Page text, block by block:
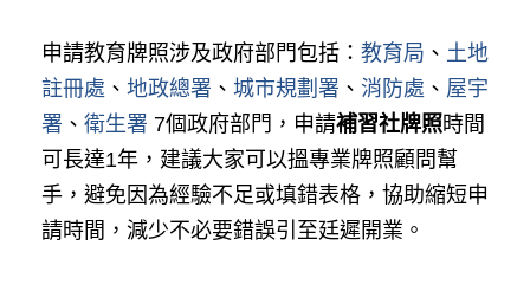
申請教育牌照涉及政府部門包括： 教育局 、 土地
註冊處 、 地政總署 、 城市規劃署 、 消防處 、 屋宇
署 、 衛生署 7個政府部門，申請補習社牌照時間
可長達1年，建議大家可以搵專業牌照顧問幫
手，避免因為經驗不足或填錯表格，協助縮短申
請時間，減少不必要錯誤引至廷遲開業。